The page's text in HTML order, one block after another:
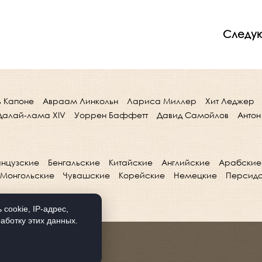
Капоне Авраам Линкольн Лариса Миллер
Хит Леджер
лама XIV Уоррен Баффетт Давид Самойлов
Бенгальские Китайские Английские
Арабские
Монгольские Чувашские Корейские Немецкие
IP-адрес,
этих данных.